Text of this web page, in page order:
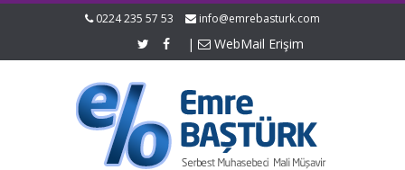
0224 235 57 53 info@emrebasturk.com
| WebMail Erişim